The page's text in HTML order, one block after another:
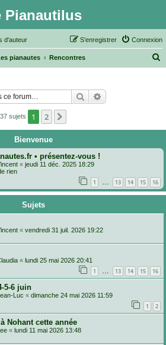
Pianautilus
d'auteur Connexion
S’enregistrer
pianautes Rencontres
r
Rechercher
37 sujets 1 2
Bienvenue
• présentez-vous !
« jeudi 11 déc. 2025 18:29
rien
1 … 13 14 15 16
Sujets
« vendredi 31 juil. 2026 19:22
« lundi 25 mai 2026 20:41
1 … 13 14 15 16
5-6 juin
Luc « dimanche 24 mai 2026 11:59
1 2
Nohant cette année
« lundi 11 mai 2026 13:48